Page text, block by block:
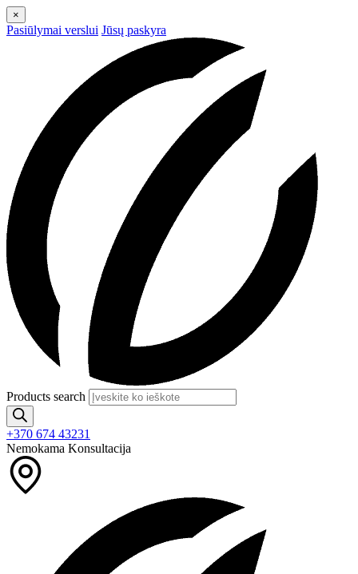
×
Pasiūlymai verslui Jūsų paskyra
Products search
+370 674 43231
Nemokama Konsultacija